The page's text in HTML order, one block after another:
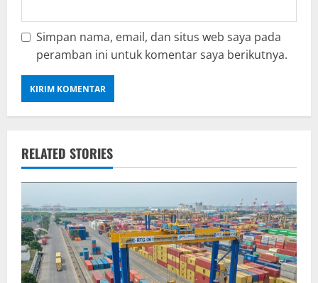
Simpan nama, email, dan situs web saya pada
peramban ini untuk komentar saya berikutnya.
RELATED STORIES